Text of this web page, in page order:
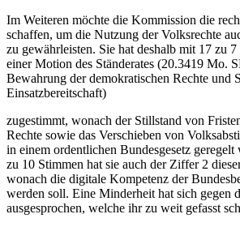
Im Weiteren möchte die Kommission die
schaffen, um die Nutzung der Volksrechte
zu gewährleisten. Sie hat deshalb mit 17 zu
einer Motion des Ständerates (20.3419 Mo.
Bewahrung der demokratischen Rechte und
Einsatzbereitschaft)
zugestimmt, wonach der Stillstand von
Rechte sowie das Verschieben von
in einem ordentlichen Bundesgesetz
zu 10 Stimmen hat sie auch der Ziffer 2
wonach die digitale Kompetenz der
werden soll. Eine Minderheit hat sich gegen
ausgesprochen, welche ihr zu weit gefasst